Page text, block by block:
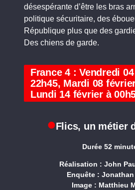
désespérante d’être les bras
politique sécuritaire, des
République plus que des
Des chiens de garde.
France 4 : Vendredi
22h45, Mardi 08
Lundi 14 février à
Flics, un métier
Durée 52
Réalisation : John
Enquête : Jonathan
Image : Matthieu